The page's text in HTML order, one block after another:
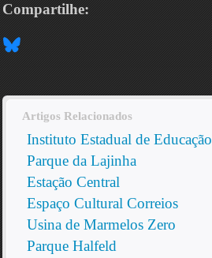
Compartilhe:
Artigos Relacionados
Instituto Estadual de Educação
Parque da Lajinha
Estação Central
Espaço Cultural Correios
Usina de Marmelos Zero
Parque Halfeld